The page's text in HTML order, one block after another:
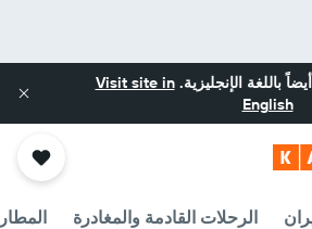
باللغة الإنجليزية.Visit site in
English
الرحلات القادمة والمغادرة